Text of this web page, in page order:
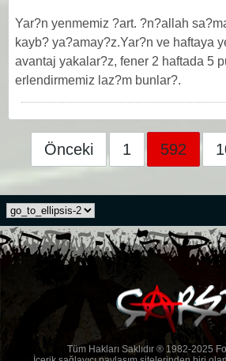
Yar?n yenmemiz ?art. ?n?allah
kayb? ya?amay?z.Yar?n ve haftaya
avantaj yakalar?z, fener 2 haftada 5
erlendirmemiz laz?m bunlar?.
Önceki 1 592
Tüm Hakları Saklıdır ® 1982-2025